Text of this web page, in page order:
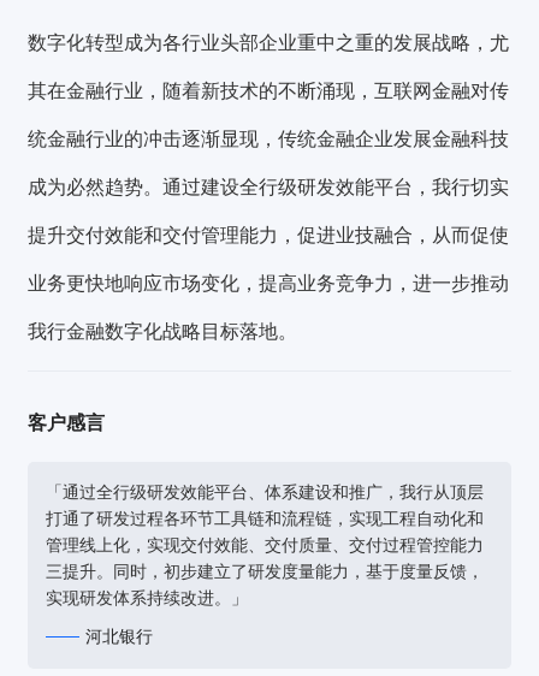
数字化转型成为各行业头部企业重中之重的发展战略，尤
其在金融行业，随着新技术的不断涌现，互联网金融对传
统金融行业的冲击逐渐显现，传统金融企业发展金融科技
成为必然趋势。通过建设全行级研发效能平台，我行切实
提升交付效能和交付管理能力，促进业技融合，从而促使
业务更快地响应市场变化，提高业务竞争力，进一步推动
我行金融数字化战略目标落地。
客户感言
「通过全行级研发效能平台、体系建设和推广，我行从顶层
打通了研发过程各环节工具链和流程链，实现工程自动化和
管理线上化，实现交付效能、交付质量、交付过程管控能力
三提升。同时，初步建立了研发度量能力，基于度量反馈，
实现研发体系持续改进。」
河北银行